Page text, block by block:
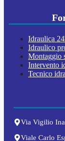
Idraulica
Idraulico
Montaggio
Intervento
Tecnico
Via Vigilio
Viale Carlo